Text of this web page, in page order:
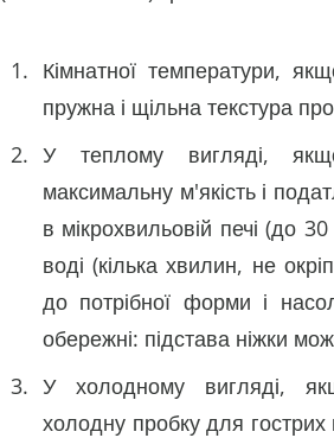
Кімнатної температури,
пружна і щільна текстура
У теплому вигляді,
максимальну м'якість і
в мікрохвильовій печі (до
воді (кілька хвилин, не
до потрібної форми і
обережні: підстава ніжки
У холодному вигляді,
холодну пробку для гострих